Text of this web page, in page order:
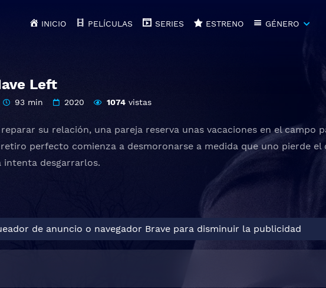
INICIO PELÍCULAS SERIES ESTRENO GÉNERO
Left
93 min 2020 1074vistas
su relación, una pareja reserva unas vacaciones en el campo
perfecto comienza a desmoronarse a medida que uno pierde
intenta desgarrarlos.
de anuncio o navegador Brave para disminuir la publicidad